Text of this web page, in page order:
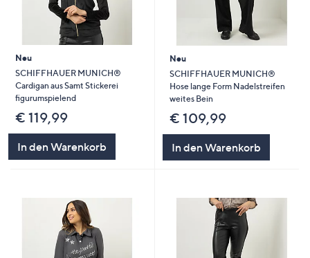
Neu
SCHIFFHAUER MUNICH®
Cardigan aus Samt Stickerei
figurumspielend
€ 119,99
In den Warenkorb
Neu
SCHIFFHAUER MUNICH®
Hose lange Form Nadelstreifen
weites Bein
€ 109,99
In den Warenkorb